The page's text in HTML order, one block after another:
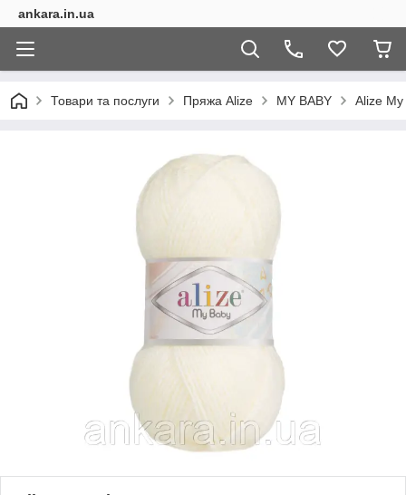
ankara.in.ua
Товари та послуги Пряжа Alize MY BABY Alize